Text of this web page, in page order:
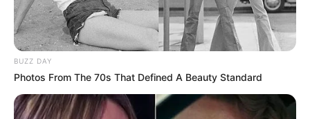
BUZZ DAY
Photos From The 70s That Defined A Beauty Standard